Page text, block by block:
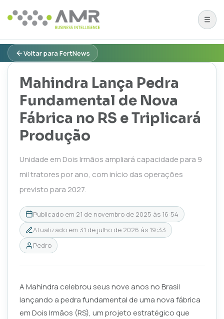
Voltar para FertNews
Mahindra Lança Pedra
Fundamental de Nova
Fábrica no RS e Triplicará
Produção
Unidade em Dois Irmãos ampliará capacidade para 9
mil tratores por ano, com início das operações
previsto para 2027.
Publicado em 21 de novembro de 2025 às 16:54
Atualizado em 31 de julho de 2026 às 19:33
Pedro
A Mahindra celebrou seus nove anos no Brasil
lançando a pedra fundamental de uma nova fábrica
em Dois Irmãos (RS), um projeto estratégico que